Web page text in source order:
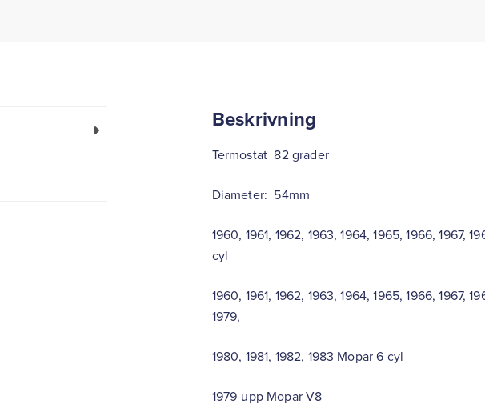
Beskrivning
Termostat 82 grader
Diameter: 54mm
1960, 1961, 1962, 1963, 1964, 1965, 1966, 1967,
cyl
1960, 1961, 1962, 1963, 1964, 1965, 1966, 1967,
1979,
1980, 1981, 1982, 1983 Mopar 6 cyl
1979-upp Mopar V8